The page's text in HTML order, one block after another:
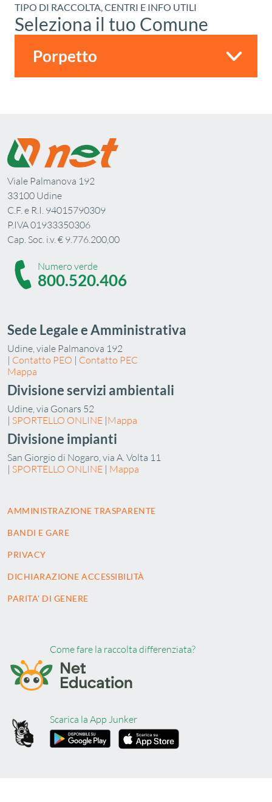
TIPO DI RACCOLTA, CENTRI E INFO UTILI
Seleziona il tuo Comune
Viale Palmanova 192
33100 Udine
C.F. e R.I. 94015790309
P.IVA 01933350306
Cap. Soc. i.v. € 9.776.200,00
Numero verde
800.520.406
Sede Legale e Amministrativa
Udine, viale Palmanova 192
| Contatto PEO | Contatto PEC
Mappa
Divisione servizi ambientali
Udine, via Gonars 52
| SPORTELLO ONLINE |Mappa
Divisione impianti
San Giorgio di Nogaro, via A. Volta 11
| SPORTELLO ONLINE | Mappa
AMMINISTRAZIONE TRASPARENTE
BANDI E GARE
PRIVACY
DICHIARAZIONE ACCESSIBILITÀ
PARITA' DI GENERE
Come fare la raccolta differenziata?
Scarica la App Junker